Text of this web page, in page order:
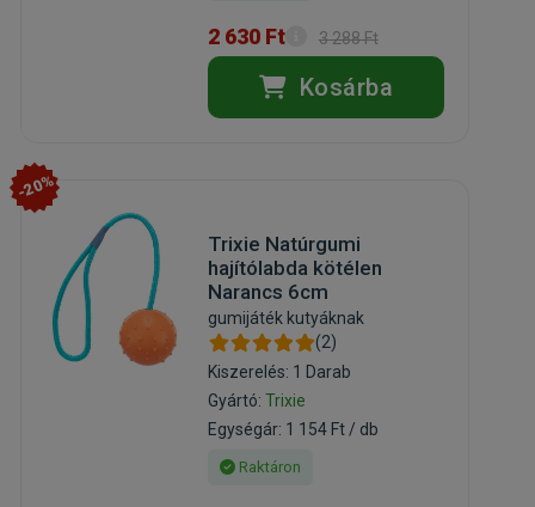
2 630 Ft 3 288 Ft
Kosárba
-20%
Trixie Natúrgumi
hajítólabda kötélen
Narancs 6cm
gumijáték kutyáknak
(2)
Kiszerelés: 1 Darab
Gyártó: Trixie
Egységár: 1 154 Ft / db
Raktáron